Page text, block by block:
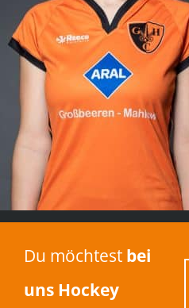
Du möchtest bei
uns Hockey